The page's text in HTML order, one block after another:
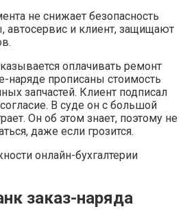
не снижает безопасность
автосервис и клиент, защищают
оплачивать ремонт
наряде прописаны стоимость
запчастей. Клиент подписал
В суде он с большой
Он об этом знает, поэтому не
даже если грозится.
онлайн-бухгалтерии
заказ-наряда